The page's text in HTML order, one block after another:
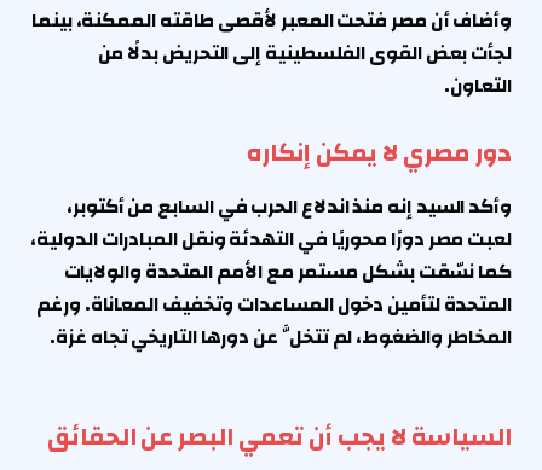
وأضاف أن مصر فتحت المعبر لأقصى طاقته الممكنة، بينما
لجأت بعض القوى الفلسطينية إلى التحريض بدلًا من
التعاون.
دور مصري لا يمكن إنكاره
وأكد السيد إنه منذ اندلاع الحرب في السابع من أكتوبر،
لعبت مصر دورًا محوريًا في التهدئة ونقل المبادرات الدولية،
كما نسّقت بشكل مستمر مع الأمم المتحدة والولايات
المتحدة لتأمين دخول المساعدات وتخفيف المعاناة. ورغم
المخاطر والضغوط، لم تتخلَّ عن دورها التاريخي تجاه غزة.
السياسة لا يجب أن تعمي البصر عن الحقائق